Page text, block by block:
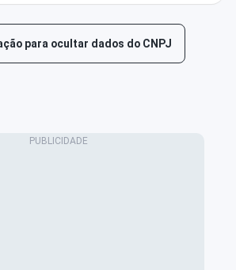
para ocultar dados do CNPJ